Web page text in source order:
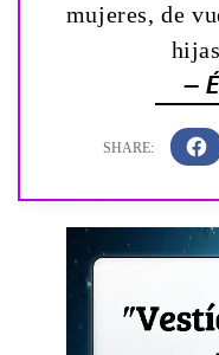
mujeres, de
—